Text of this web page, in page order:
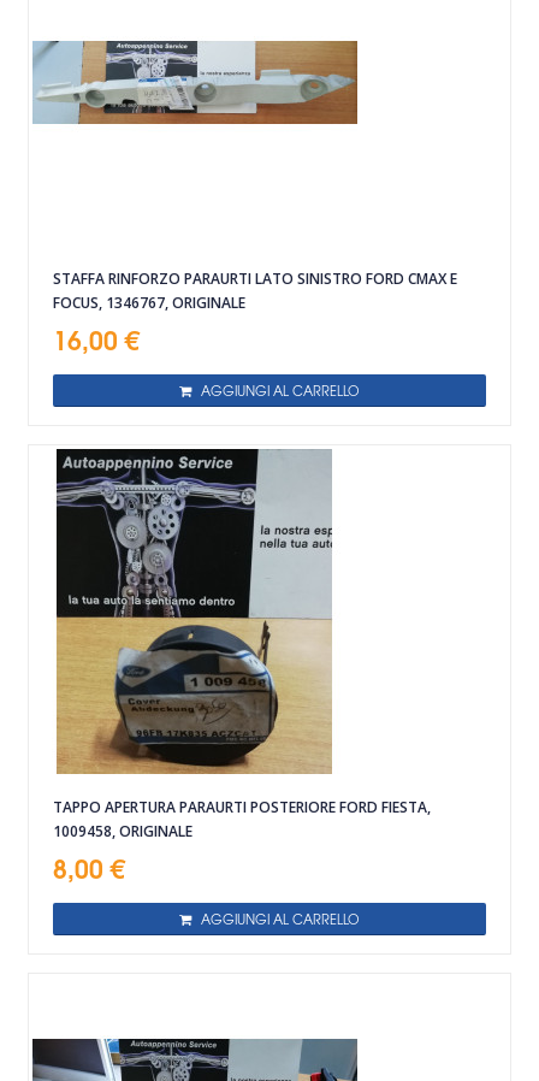
STAFFA RINFORZO PARAURTI LATO SINISTRO FORD CMAX E
FOCUS, 1346767, ORIGINALE
16,00 €
AGGIUNGI AL CARRELLO
TAPPO APERTURA PARAURTI POSTERIORE FORD FIESTA,
1009458, ORIGINALE
8,00 €
AGGIUNGI AL CARRELLO